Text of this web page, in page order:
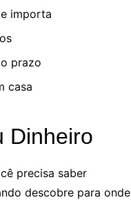
importa
prazo
casa
Dinheiro
precisa saber
descobre para onde